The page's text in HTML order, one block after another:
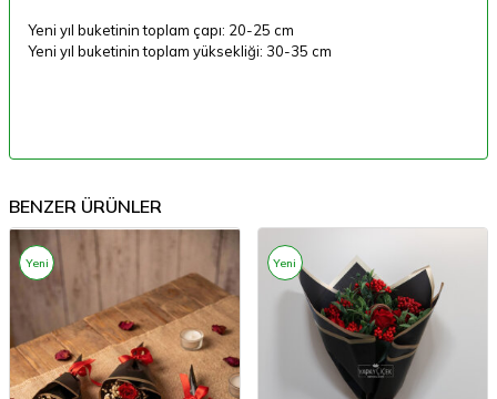
Yeni yıl buketinin toplam çapı: 20-25 cm
Yeni yıl buketinin toplam yüksekliği: 30-35 cm
BENZER ÜRÜNLER
Yeni Yeni